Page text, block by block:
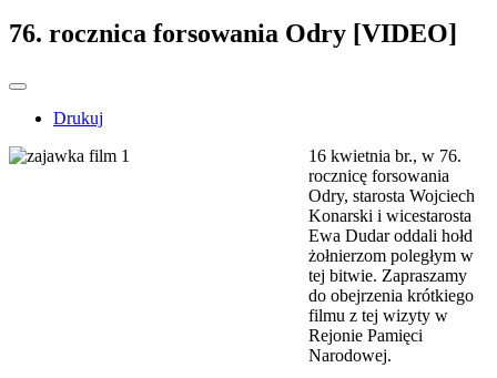
76. rocznica forsowania Odry [VIDEO]
Drukuj
16 kwietnia br., w 76.
rocznicę forsowania
Odry, starosta Wojciech
Konarski i wicestarosta
Ewa Dudar oddali hołd
żołnierzom poległym w
tej bitwie. Zapraszamy
do obejrzenia krótkiego
filmu z tej wizyty w
Rejonie Pamięci
Narodowej.